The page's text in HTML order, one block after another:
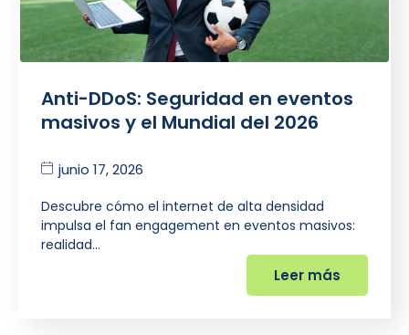
Anti-DDoS: Seguridad en eventos
masivos y el Mundial del 2026
junio 17, 2026
Descubre cómo el internet de alta densidad
impulsa el fan engagement en eventos masivos:
realidad…
Leer más